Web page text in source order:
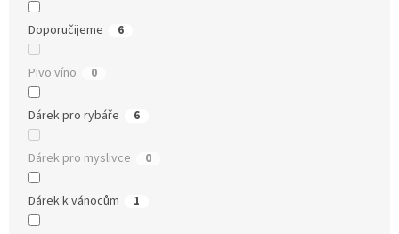
Doporučijeme 6
Pivo víno 0
Dárek pro rybáře 6
Dárek pro myslivce 0
Dárek k vánocům 1